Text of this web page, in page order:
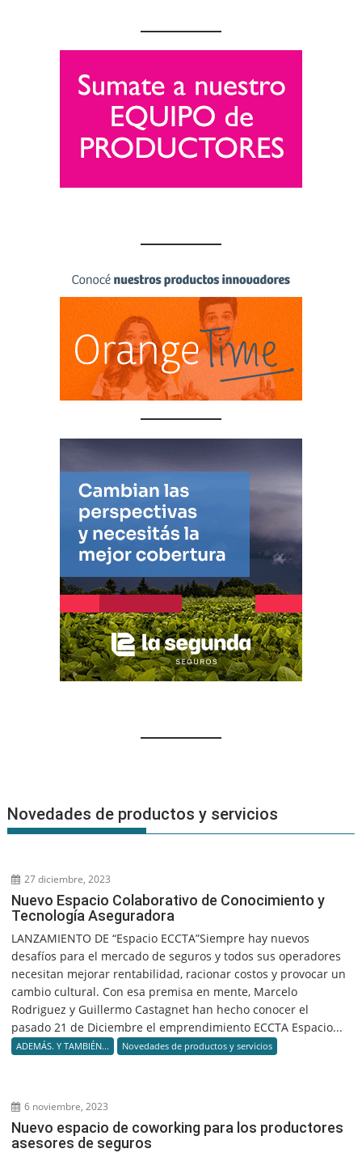
Novedades de productos y servicios
27 diciembre, 2023
Nuevo Espacio Colaborativo de Conocimiento y
Tecnología Aseguradora
LANZAMIENTO DE “Espacio ECCTA”Siempre hay nuevos
desafíos para el mercado de seguros y todos sus operadores
necesitan mejorar rentabilidad, racionar costos y provocar un
cambio cultural. Con esa premisa en mente, Marcelo
Rodriguez y Guillermo Castagnet han hecho conocer el
pasado 21 de Diciembre el emprendimiento ECCTA Espacio...
ADEMÁS. Y TAMBIÉN... Novedades de productos y servicios
6 noviembre, 2023
Nuevo espacio de coworking para los productores
asesores de seguros